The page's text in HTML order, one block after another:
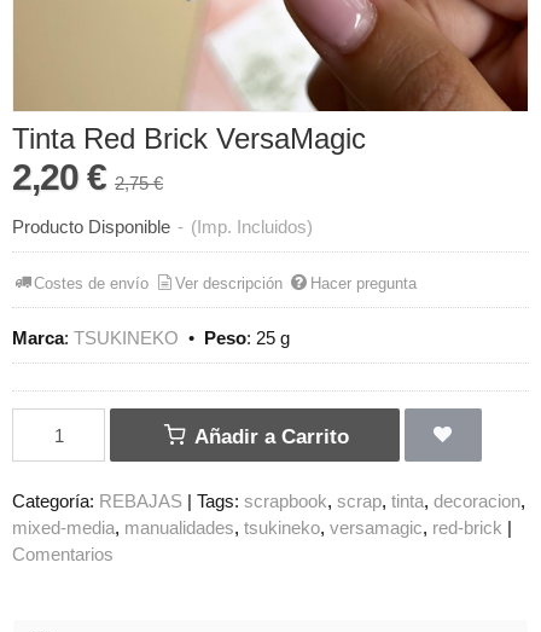
Tinta Red Brick VersaMagic
2,20 € 2,75 €
Producto Disponible - (Imp. Incluidos)
Costes de envío Ver descripción Hacer pregunta
Marca: TSUKINEKO • Peso: 25 g
Añadir a Carrito
Categoría: REBAJAS Tags: scrapbook scrap tinta decoracion
mixed-media manualidades tsukineko versamagic red-brick
Comentarios